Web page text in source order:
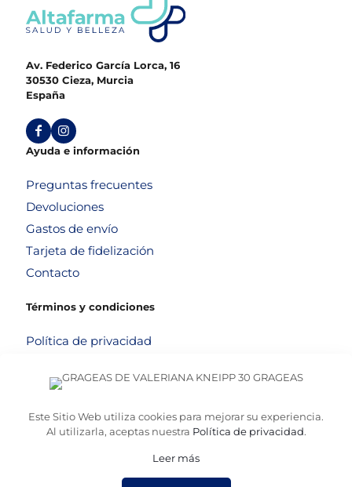
Av. Federico García Lorca, 16
30530 Cieza, Murcia
España
Ayuda e información
Preguntas frecuentes
Devoluciones
Gastos de envío
Tarjeta de fidelización
Contacto
Términos y condiciones
Política de privacidad
Aviso legal
Este Sitio Web utiliza cookies para mejorar su experiencia.
Al utilizarla, aceptas nuestra Política de privacidad.
Leer más